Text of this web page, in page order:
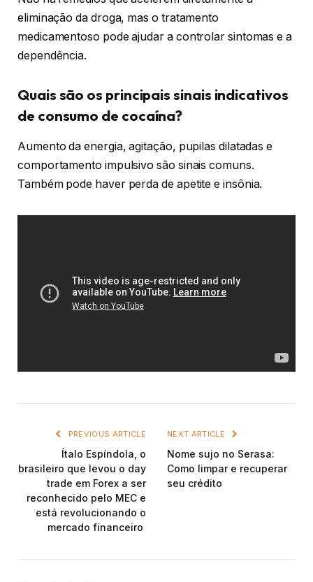
eliminação da droga, mas o tratamento
medicamentoso pode ajudar a controlar sintomas e a
dependência.
Quais são os principais sinais indicativos
de consumo de cocaína?
Aumento da energia, agitação, pupilas dilatadas e
comportamento impulsivo são sinais comuns.
Também pode haver perda de apetite e insônia.
PREVIOUS ARTICLE
Ítalo Espíndola, o
brasileiro que levou o day
trade em Forex a ser
reconhecido pelo MEC e
está revolucionando o
mercado financeiro
NEXT ARTICLE
Nome sujo no Serasa:
Como limpar e recuperar
seu crédito